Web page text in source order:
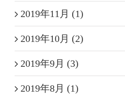
2019年11月 (1)
2019年10月 (2)
2019年9月 (3)
2019年8月 (1)